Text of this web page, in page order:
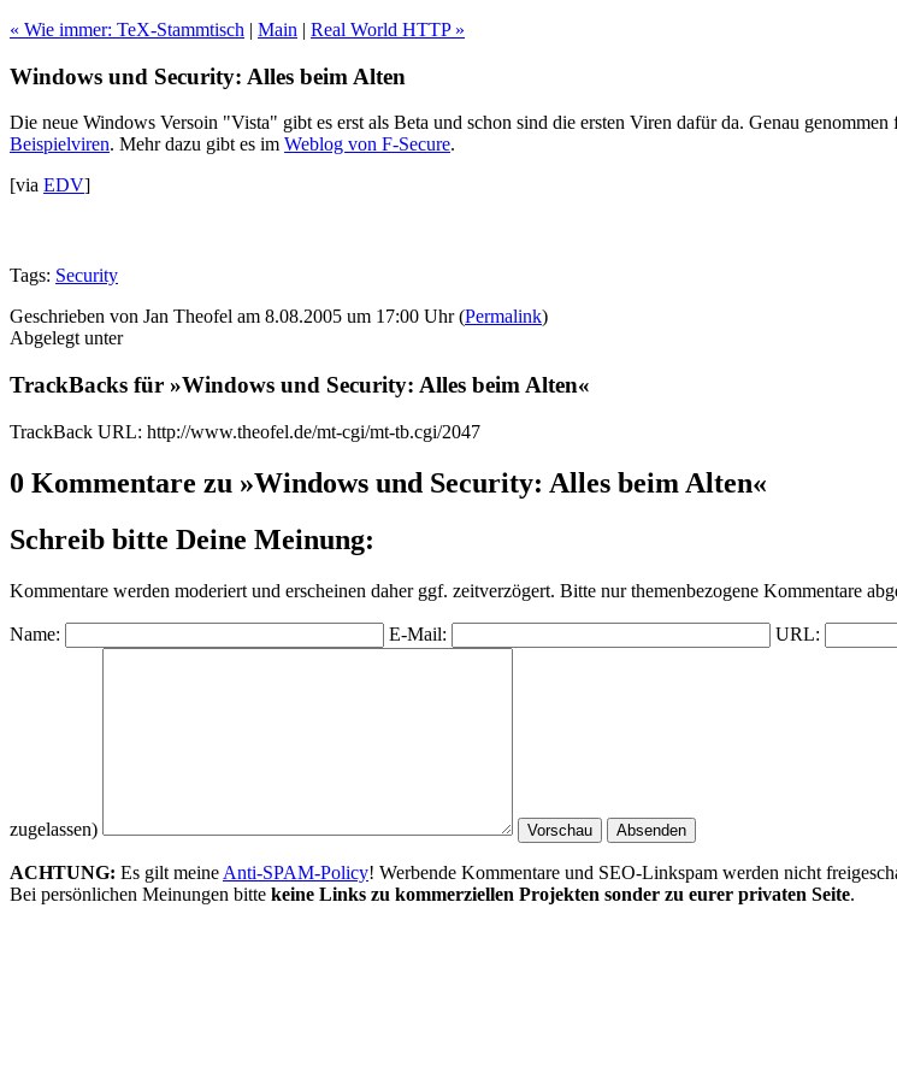
« Wie immer: TeX-Stammtisch | Main | Real World HTTP »
Windows und Security: Alles beim Alten
Die neue Windows Versoin "Vista" gibt es erst als Beta und schon sind die ersten Viren dafür da. Genau
Beispielviren. Mehr dazu gibt es im Weblog von F-Secure.
[via EDV]
Tags: Security
Geschrieben von Jan Theofel am 8.08.2005 um 17:00 Uhr (Permalink)
Abgelegt unter
TrackBacks für »Windows und Security: Alles beim Alten«
TrackBack URL: http://www.theofel.de/mt-cgi/mt-tb.cgi/2047
0 Kommentare zu »Windows und Security: Alles beim Alten«
Schreib bitte Deine Meinung:
Kommentare werden moderiert und erscheinen daher ggf. zeitverzögert. Bitte nur themenbezogene Kommentare
Name: E-Mail: URL:
zugelassen)
ACHTUNG: Es gilt meine Anti-SPAM-Policy! Werbende Kommentare und SEO-Linkspam werden nicht
Bei persönlichen Meinungen bitte keine Links zu kommerziellen Projekten sonder zu eurer privaten Seite.